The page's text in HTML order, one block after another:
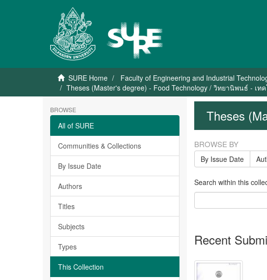
SURE Home Faculty of Engineering and Industrial
Theses (Master's degree) - Food Technology / วิทยานิพนธ์ - เท
BROWSE
All of SURE
Communities & Collections
By Issue Date
Authors
Titles
Subjects
Types
This Collection
Theses
BROWSE BY
By Issue Date
Search within this
Recent